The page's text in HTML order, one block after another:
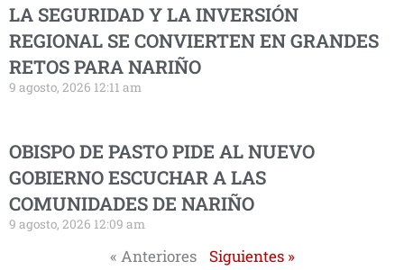
LA SEGURIDAD Y LA INVERSIÓN
REGIONAL SE CONVIERTEN EN GRANDES
RETOS PARA NARIÑO
9 agosto, 2026 12:11 am
OBISPO DE PASTO PIDE AL NUEVO
GOBIERNO ESCUCHAR A LAS
COMUNIDADES DE NARIÑO
9 agosto, 2026 12:09 am
« Anteriores Siguientes »